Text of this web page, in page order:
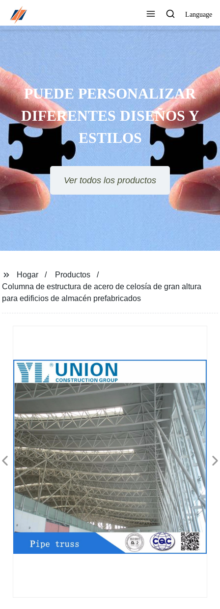
Language
Hogar
Productos
Columna de estructura de acero de celosía de gran altura
para edificios de almacén prefabricados